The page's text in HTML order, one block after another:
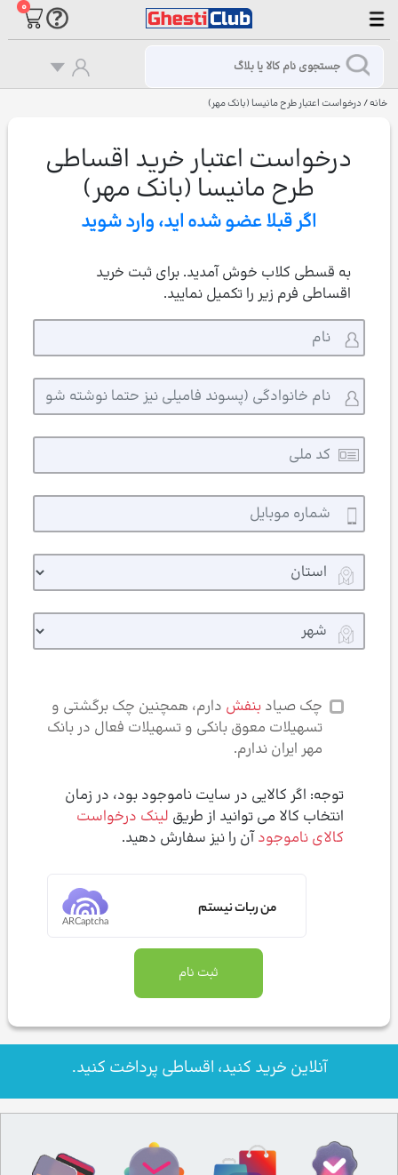
۰
خانه/درخواست اعتبار طرح مانیسا (بانک مهر)
درخواست اعتبار خرید اقساطی
طرح مانیسا (بانک مهر)
اگر قبلا عضو شده اید، وارد شوید
به قسطی کلاب خوش آمدید. برای ثبت خرید
اقساطی فرم زیر را تکمیل نمایید.
چک صیادبنفش دارم، همچنین چک برگشتی و
تسهیلات معوق بانکی و تسهیلات فعال در بانک
مهر ایران ندارم.
توجه: اگر کالایی در سایت ناموجود بود، در زمان
انتخاب کالا می توانید از طریق لینک درخواست
کالای ناموجودآن را نیز سفارش دهید.
من ربات نیستم
ARCaptcha
آنلاین خرید کنید، اقساطی پرداخت کنید.